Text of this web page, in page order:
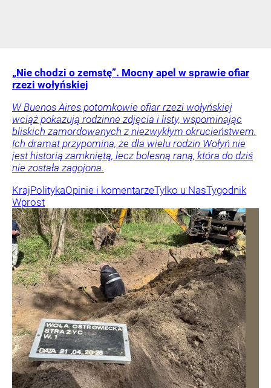
„Nie chodzi o zemstę”. Mocny apel w sprawie ofiar
rzezi wołyńskiej
W Buenos Aires potomkowie ofiar rzezi wołyńskiej
wciąż pokazują rodzinne zdjęcia i listy, wspominając
bliskich zamordowanych z niezwykłym okrucieństwem.
Ich dramat przypomina, że dla wielu rodzin Wołyń nie
jest historią zamkniętą, lecz bolesną raną, która do dziś
nie została zagojona.
KrajPolitykaOpinie i komentarzeTylko u NasTygodnik
Wprost